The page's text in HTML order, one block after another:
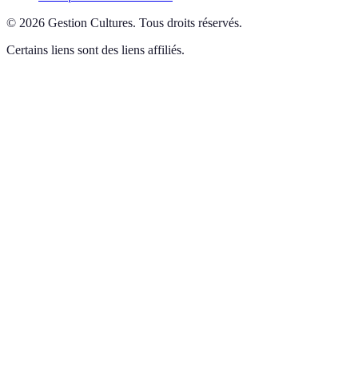
© 2026 Gestion Cultures. Tous droits réservés.
Certains liens sont des liens affiliés.